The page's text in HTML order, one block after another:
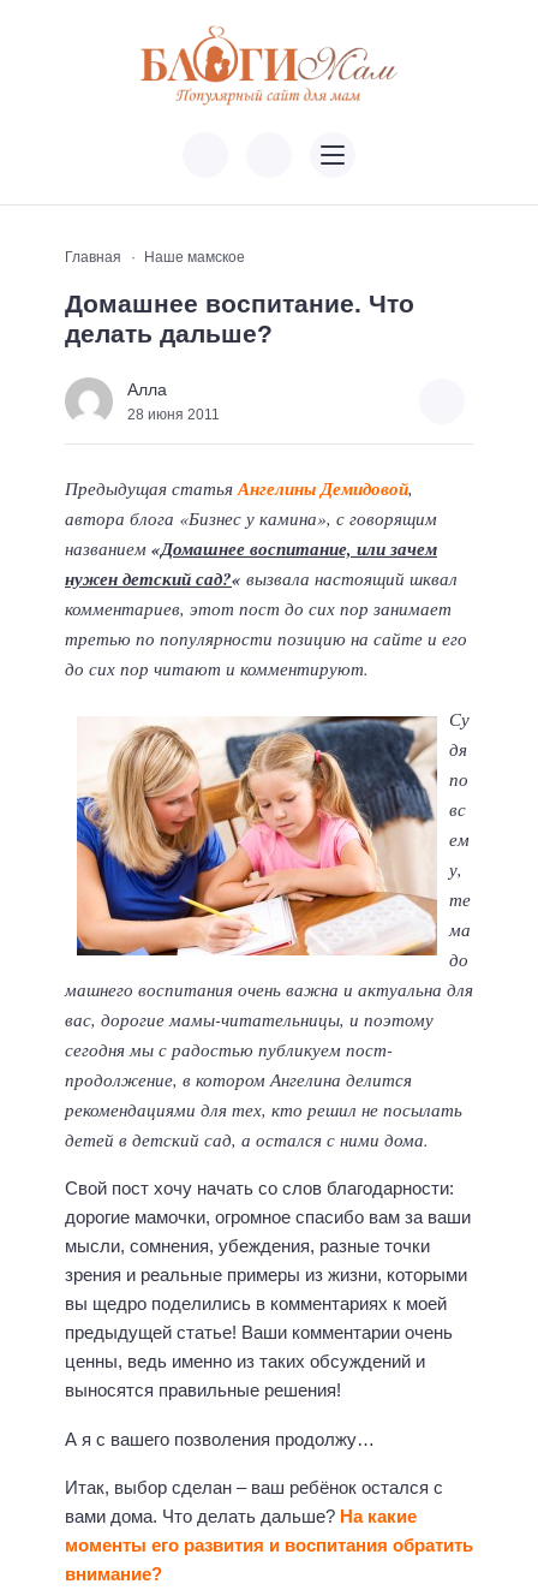
Главная Наше мамское
Домашнее воспитание. Что
делать дальше?
Алла
28 июня 2011
Предыдущая статьяАнгелины Демидовой,
автора блога «Бизнес у камина», с говорящим
названием «Домашнее воспитание, или зачем
нужен детский сад?« вызвала настоящий шквал
комментариев, этот пост до сих пор занимает
третью по популярности позицию на сайте и его
до сих пор читают и комментируют.
Су
дя
по
вс
ем
у,
те
ма
до
машнего воспитания очень важна и актуальна для
вас, дорогие мамы-читательницы, и поэтому
сегодня мы с радостью публикуем пост-
продолжение, в котором Ангелина делится
рекомендациями для тех, кто решил не посылать
детей в детский сад, а остался с ними дома.
Свой пост хочу начать со слов благодарности:
дорогие мамочки, огромное спасибо вам за ваши
мысли, сомнения, убеждения, разные точки
зрения и реальные примеры из жизни, которыми
вы щедро поделились в комментариях к моей
предыдущей статье! Ваши комментарии очень
ценны, ведь именно из таких обсуждений и
выносятся правильные решения!
А я с вашего позволения продолжу…
Итак, выбор сделан – ваш ребёнок остался с
вами дома. Что делать дальше? На какие
моменты его развития и воспитания обратить
внимание?